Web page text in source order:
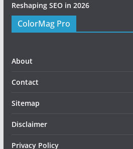
Reshaping SEO in 2026
ColorMag Pro
About
Contact
Sitemap
Disclaimer
Privacy Policy